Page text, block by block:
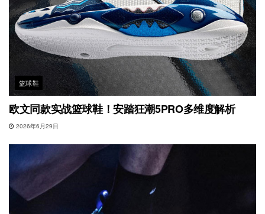
篮球鞋
欧文同款实战篮球鞋！安踏狂潮5PRO多维度解析
2026年6月29日